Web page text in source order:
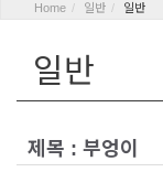
Home 일반 일반
일반
제목 : 부엉이